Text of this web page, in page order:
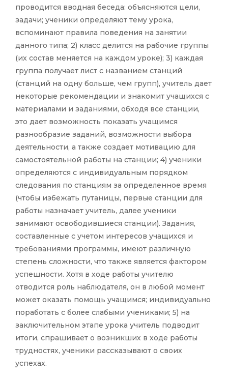
проводится вводная беседа: объясняются цели,
задачи; ученики определяют тему урока,
вспоминают правила поведения на занятии
данного типа; 2) класс делится на рабочие группы
(их состав меняется на каждом уроке); 3) каждая
группа получает лист с названием станций
(станций на одну больше, чем групп), учитель дает
некоторые рекомендации и знакомит учащихся с
материалами и заданиями, обходя все станции,
это дает возможность показать учащимся
разнообразие заданий, возможности выбора
деятельности, а также создает мотивацию для
самостоятельной работы на станции; 4) ученики
определяются с индивидуальным порядком
следования по станциям за определенное время
(чтобы избежать путаницы, первые станции для
работы назначает учитель, далее ученики
занимают освободившиеся станции). Задания,
составленные с учетом интересов учащихся и
требованиями программы, имеют различную
степень сложности, что также является фактором
успешности. Хотя в ходе работы учителю
отводится роль наблюдателя, он в любой момент
может оказать помощь учащимся; индивидуально
поработать с более слабыми учениками; 5) на
заключительном этапе урока учитель подводит
итоги, спрашивает о возникших в ходе работы
трудностях, ученики рассказывают о своих
успехах.